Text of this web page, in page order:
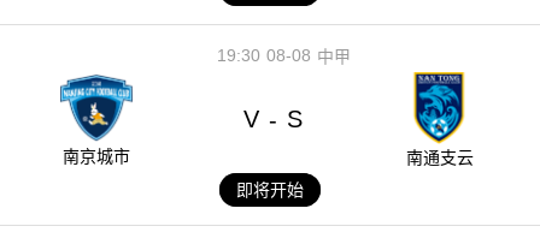
08-08
19:30 中甲
南京城市
V - S
南通支云
即将开始